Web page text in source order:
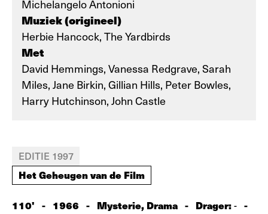
Michelangelo Antonioni
Muziek (origineel)
Herbie Hancock, The Yardbirds
Met
David Hemmings, Vanessa Redgrave, Sarah
Miles, Jane Birkin, Gillian Hills, Peter Bowles,
Harry Hutchinson, John Castle
EDITIE 1997
Het Geheugen van de Film
110' - 1966 - Mysterie, Drama - Drager:- -